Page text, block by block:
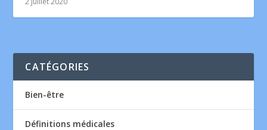
CATÉGORIES
Bien-être
Définitions médicales